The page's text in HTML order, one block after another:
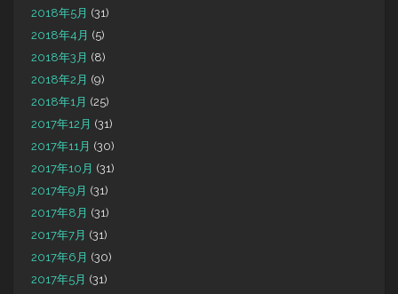
2018年5月 (31)
2018年4月 (5)
2018年3月 (8)
2018年2月 (9)
2018年1月 (25)
2017年12月 (31)
2017年11月 (30)
2017年10月 (31)
2017年9月 (31)
2017年8月 (31)
2017年7月 (31)
2017年6月 (30)
2017年5月 (31)